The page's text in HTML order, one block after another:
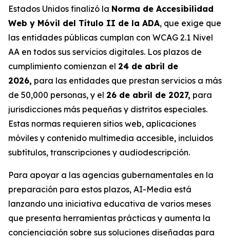
Estados Unidos finalizó la Norma de Accesibilidad
Web y Móvil del Título II de la ADA, que exige que
las entidades públicas cumplan con WCAG 2.1 Nivel
AA en todos sus servicios digitales. Los plazos de
cumplimiento comienzan el 24 de abril de
2026, para las entidades que prestan servicios a más
de 50,000 personas, y el 26 de abril de 2027, para
jurisdicciones más pequeñas y distritos especiales.
Estas normas requieren sitios web, aplicaciones
móviles y contenido multimedia accesible, incluidos
subtítulos, transcripciones y audiodescripción.
Para apoyar a las agencias gubernamentales en la
preparación para estos plazos, AI-Media está
lanzando una iniciativa educativa de varios meses
que presenta herramientas prácticas y aumenta la
concienciación sobre sus soluciones diseñadas para